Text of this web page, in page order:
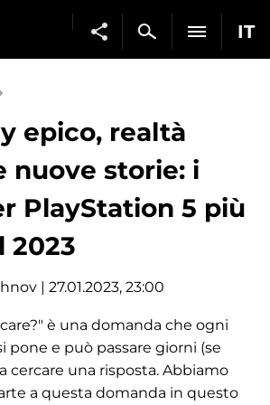
IT
epico, realtà
nuove storie: i
PlayStation 5 più
2023
| 27.01.2023, 23:00
è una domanda che ogni
pone e può passare giorni (se
cercare una risposta. Abbiamo
a questa domanda in questo